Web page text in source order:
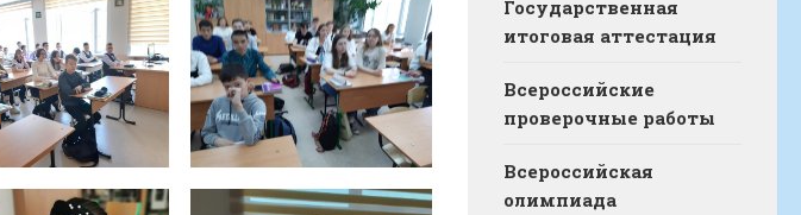
Государственная
итоговая аттестация
Всероссийские
проверочные работы
Всероссийская
олимпиада